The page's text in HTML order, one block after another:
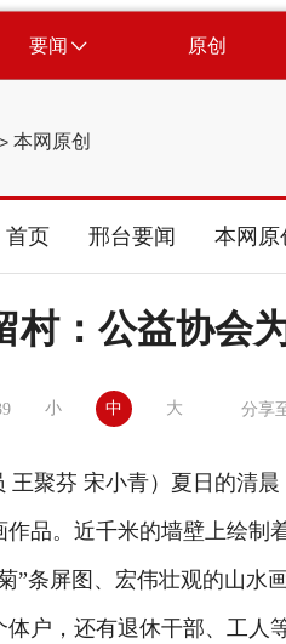
要闻 原创
> 本网原创
首页 邢台要闻 本网原
村：公益协会
小 中 大 分享
聚芬 宋小青）夏日的清晨
品。近千米的墙壁上绘制
”条屏图、宏伟壮观的山
户，还有退休干部、工人等